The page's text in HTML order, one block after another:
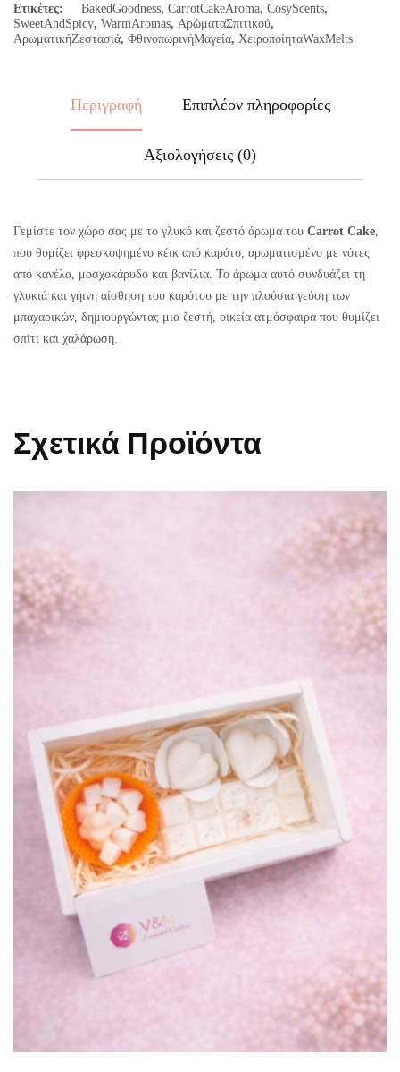
Ετικέτες: BakedGoodness, CarrotCakeAroma, CosyScents,
SweetAndSpicy, WarmAromas, ΑρώματαΣπιτικού,
ΑρωματικήΖεστασιά, ΦθινοπωρινήΜαγεία, ΧειροποίηταWaxMelts
Περιγραφή Επιπλέον πληροφορίες
Αξιολογήσεις (0)
Γεμίστε τον χώρο σας με το γλυκό και ζεστό άρωμα του Carrot Cake
που θυμίζει φρεσκοψημένο κέικ από καρότο, αρωματισμένο με νότες
από κανέλα, μοσχοκάρυδο και βανίλια. Το άρωμα αυτό συνδυάζει τη
γλυκιά και γήινη αίσθηση του καρότου με την πλούσια γεύση των
μπαχαρικών, δημιουργώντας μια ζεστή, οικεία ατμόσφαιρα που θυμίζει
σπίτι και χαλάρωση.
Σχετικά Προϊόντα